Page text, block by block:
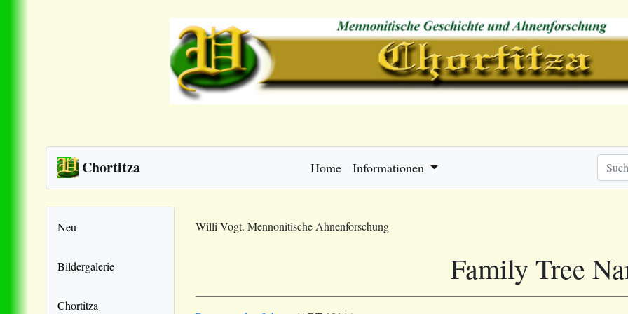
Chortitza Home Informationen
Neu
Bildergalerie
Chortitza
Willi Vogt. Mennonitische Ahnenforschung
Family Tree